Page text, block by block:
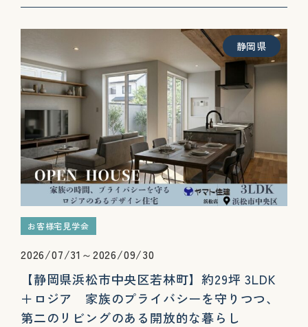
静岡県
お客様宅見学会
2026/07/31～2026/09/30
【静岡県浜松市中央区若林町】約29坪 3LDK
＋ロジア 家族のプライバシーを守りつつ、
第二のリビングのある開放的な暮らし